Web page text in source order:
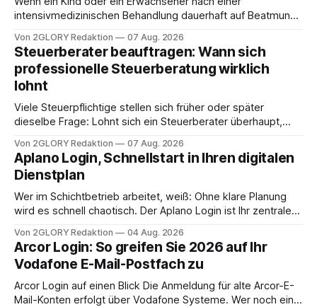
intensivmedizinischen Behandlung dauerhaft auf Beatmung
angewiesen ist, stellt sich für Familien eine schwierige
Frage: Muss die Versorgung dauerhaft in der Klinik bleiben –
oder ist ein Leben zu Hause möglich? Die außerklinische
Intensivpflege bietet genau diese Alternative: Sie
Von 2GLORY Redaktion 07 Aug. 2026
Steuerberater beauftragen: Wann sich
professionelle Steuerberatung wirklich
lohnt
Viele Steuerpflichtige stellen sich früher oder später
dieselbe Frage: Lohnt sich ein Steuerberater überhaupt,
erledigen? Die kurze Antwort: Bei einfachen
Einkommensverhältnissen reicht häufig eine Steuersoftware
aus – sobald jedoch mehrere Einkunftsarten
zusammentreffen oder größere finanzielle Veränderungen
anstehen, zahlt sich professionelle Unterstützung meist
Von 2GLORY Redaktion 07 Aug. 2026
Aplano Login, Schnellstart in Ihren digitalen
Dienstplan
Wer im Schichtbetrieb arbeitet, weiß: Ohne klare Planung
wird es schnell chaotisch. Der Aplano Login ist Ihr zentraler
abwesenheiten und die gesamte kommunikation rund um
Ihr personal digital zu organisieren. In diesem Leitfaden
erfahren Sie alles, was Sie für einen reibungslosen Einstieg
brauchen, von der Registrierung
Von 2GLORY Redaktion 04 Aug. 2026
Arcor Login: So greifen Sie 2026 auf Ihr
Vodafone E-Mail-Postfach zu
Arcor Login auf einen Blick Die Anmeldung für alte Arcor-E-
Mail-Konten erfolgt über Vodafone Systeme. Wer noch eine